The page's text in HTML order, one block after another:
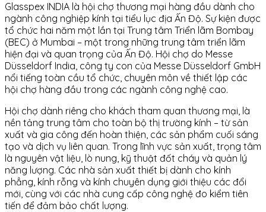
Glasspex INDIA là hội chợ thương mại hàng đầu dành cho
ngành công nghiệp kính tại tiểu lục địa Ấn Độ. Sự kiện được
tổ chức hai năm một lần tại Trung tâm Triển lãm Bombay
(BEC) ở Mumbai – một trong những trung tâm triển lãm
hiện đại và quan trọng của Ấn Độ. Hội chợ do Messe
Düsseldorf India, công ty con của Messe Düsseldorf GmbH
nổi tiếng toàn cầu tổ chức, chuyên môn về thiết lập các
hội chợ hàng đầu trong các ngành công nghệ cao.
Hội chợ dành riêng cho khách tham quan thương mại, là
nền tảng trung tâm cho toàn bộ thị trường kính – từ sản
xuất và gia công đến hoàn thiện, các sản phẩm cuối sáng
tạo và dịch vụ liên quan. Trong lĩnh vực sản xuất, trọng tâm
là nguyên vật liệu, lò nung, kỹ thuật đốt cháy và quản lý
năng lượng. Các nhà sản xuất thiết bị dành cho kính
phẳng, kính rỗng và kính chuyên dụng giới thiệu các đổi
mới, cùng với các nhà cung cấp công nghệ đo kiểm tiên
tiến để đảm bảo chất lượng.